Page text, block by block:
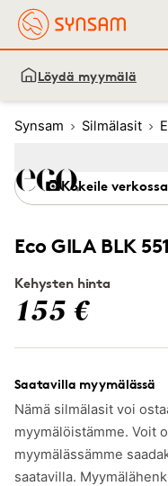
Löydä myymälä
Synsam Silmälasit
Eco GILA BLK
Kehysten hinta
155 €
Saatavilla myymälässä
Nämä silmälasit voi
myymälöistämme. Voit
myymälässämme
saatavilla.
Kokeile verkossa